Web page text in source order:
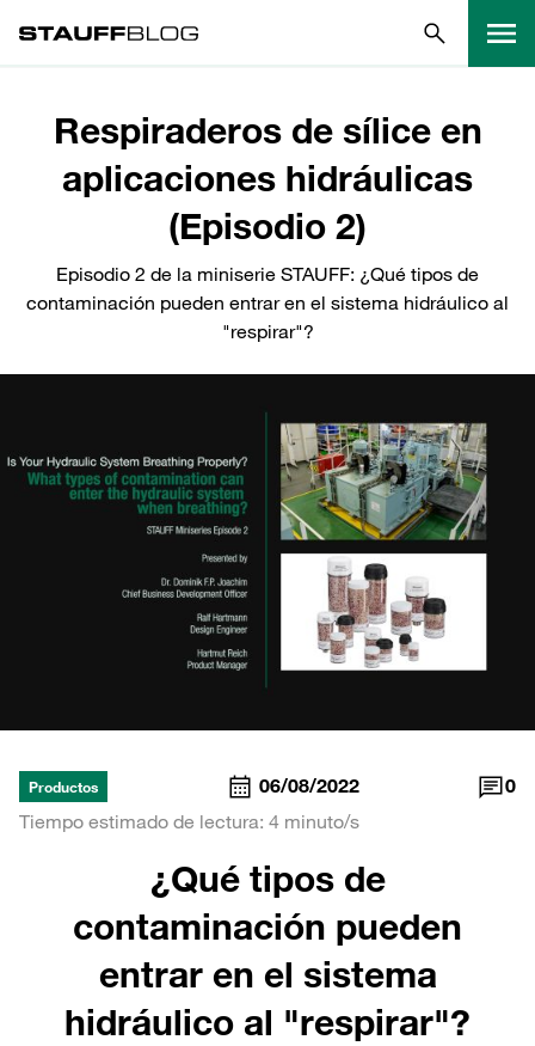
Respiraderos de sílice en
aplicaciones hidráulicas
(Episodio 2)
Episodio 2 de la miniserie STAUFF: ¿Qué tipos de
contaminación pueden entrar en el sistema hidráulico al
"respirar"?
Productos 06/08/2022
0
Tiempo estimado de lectura: 4 minuto/s
¿Qué tipos de
contaminación pueden
entrar en el sistema
hidráulico al "respirar"?